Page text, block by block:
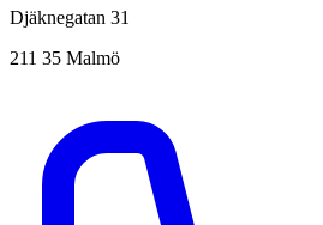
Djäknegatan 31
211 35 Malmö